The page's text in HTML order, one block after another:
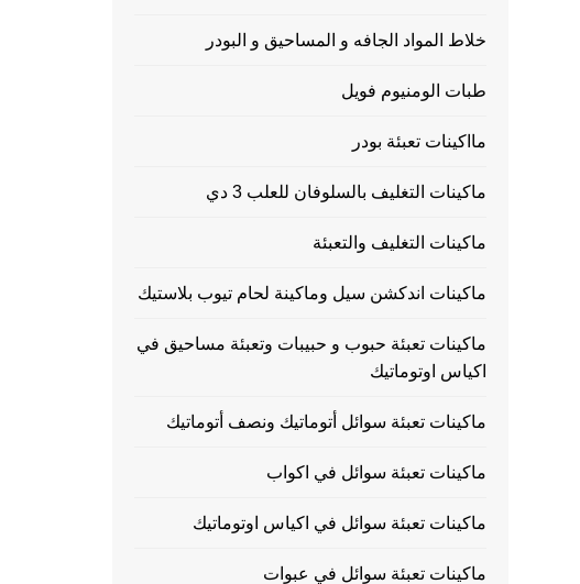
خلاط المواد الجافه و المساحيق و البودر
طبات الومنيوم فويل
مااكينات تعبئة بودر
ماكينات التغليف بالسلوفان للعلب 3 دي
ماكينات التغليف والتعبئة
ماكينات اندكشن سيل وماكينة لحام تيوب بلاستيك
ماكينات تعبئة حبوب و حبيبات وتعبئة مساحيق في
اكياس اوتوماتيك
ماكينات تعبئة سوائل أتوماتيك ونصف أتوماتيك
ماكينات تعبئة سوائل في اكواب
ماكينات تعبئة سوائل في اكياس اوتوماتيك
ماكينات تعبئة سوائل في عبوات